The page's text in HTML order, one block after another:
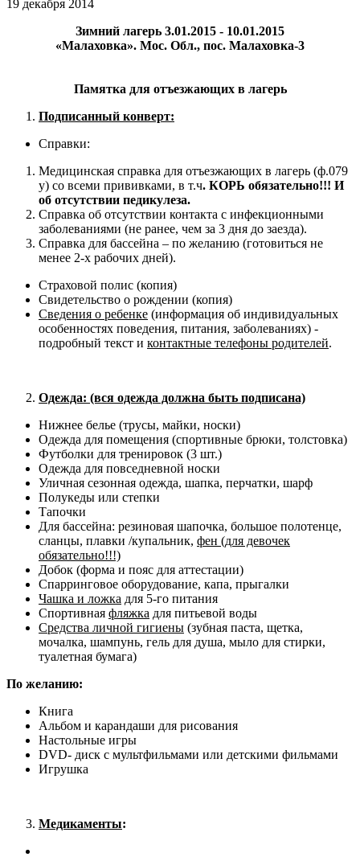
19 декабря 2014
Зимний лагерь 3.01.2015 - 10.01.2015
«Малаховка». Мос. Обл., пос. Малаховка-3
Памятка для отъезжающих в лагерь
Подписанный конверт:
Справки:
Медицинская справка для отъезжающих в лагерь (ф.079
у) со всеми прививками, в т.ч. КОРЬ обязательно!!! И
об отсутствии педикулеза.
Справка об отсутствии контакта с инфекционными
заболеваниями (не ранее, чем за 3 дня до заезда).
Справка для бассейна – по желанию (готовиться не
менее 2-х рабочих дней).
Страховой полис (копия)
Свидетельство о рождении (копия)
Сведения о ребенке (информация об индивидуальных
особенностях поведения, питания, заболеваниях) -
подробный текст и контактные телефоны родителей.
Одежда: (вся одежда должна быть подписана)
Нижнее белье (трусы, майки, носки)
Одежда для помещения (спортивные брюки, толстовка)
Футболки для тренировок (3 шт.)
Одежда для повседневной носки
Уличная сезонная одежда, шапка, перчатки, шарф
Полукеды или степки
Тапочки
Для бассейна: резиновая шапочка, большое полотенце,
сланцы, плавки /купальник, фен (для девочек
обязательно!!!)
Добок (форма и пояс для аттестации)
Спарринговое оборудование, капа, прыгалки
Чашка и ложка для 5-го питания
Спортивная фляжка для питьевой воды
Средства личной гигиены (зубная паста, щетка,
мочалка, шампунь, гель для душа, мыло для стирки,
туалетная бумага)
По желанию:
Книга
Альбом и карандаши для рисования
Настольные игры
DVD- диск с мультфильмами или детскими фильмами
Игрушка
Медикаменты: